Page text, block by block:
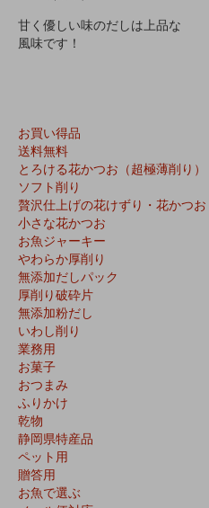
甘く優しい味のだしは上品な
風味です！
お買い得品
送料無料
とろける花かつお（超極薄削り）
ソフト削り
贅沢仕上げの花けずり・花かつお
小さな花かつお
お魚ジャーキー
やわらか厚削り
無添加だしパック
厚削り破砕片
無添加粉だし
いわし削り
業務用
お菓子
おつまみ
ふりかけ
乾物
静岡県特産品
ペット用
贈答用
お魚で選ぶ